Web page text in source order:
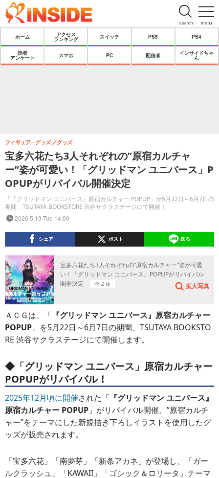
menu
search
ホーム
アクセス
ランキング
スイッチ PS5 PS4
読者
アンケート
スマホ PC 配信者
インサイドちゃ
ん
宝多六花たち3人それぞれの”原宿カルチャ
ー”姿が可愛い！「グリッドマン ユニバース」P
OPUPがリバイバル開催決定
「『グリッドマン ユニバース』原宿カルチャー POPUP」が5月22日～6月7日の
期間、TSUTAYA BOOKSTORE 渋谷サクラステージにて開催！
フィギュア・グッズ グッズ
2026.5.19 Tue 14:00
シェア ポスト 送る
宝多六花たち3人それぞれの”原宿カルチャー”姿が可愛
い！「グリッドマン ユニバース」POPUPがリバイバル
開催決定
全 2 枚 拡大写真
ＡＣＧは、「 『グリッドマン ユニバース』原宿カルチャー
POPUP 」を5月22日～6月7日の期間、TSUTAYA BOOKSTO
RE 渋谷サクラステージにて開催します。
◆「グリッドマン ユニバース 」 原宿カルチャー
POPUPがリバイバル！
2025年12月頃に開催された「 『グリッドマン ユニバース』
原宿カルチャー POPUP 」がリバイバル開催。”原宿カルチ
ャー”をテーマにした新規描き下ろしイラストを使用したグ
ッズが販売されます。
「宝多六花」「南夢芽」「新条アカネ」が登場し、「ガー
ルクラッシュ」「KAWAII」「ゴシック＆ロリータ」テーマ